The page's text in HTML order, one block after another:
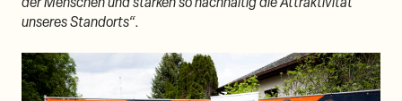
der Menschen und stärken so nachhaltig die Attraktivität
unseres Standorts“.